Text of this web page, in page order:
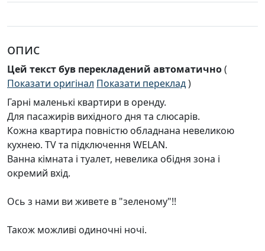
опис
Цей текст був перекладений автоматично(
Показати оригінал Показати переклад)
Гарні маленькі квартири в оренду.
Для пасажирів вихідного дня та слюсарів.
Кожна квартира повністю обладнана невеликою
кухнею. TV та підключення WELAN.
Ванна кімната і туалет, невелика обідня зона і
окремий вхід.
Ось з нами ви живете в "зеленому"!!
Також можливі одиночні ночі.